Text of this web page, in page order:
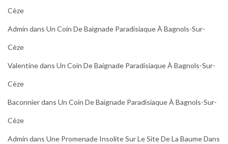
Cèze
Admin dans Un Coin De Baignade Paradisiaque À Bagnols-Sur-
Cèze
Valentinedans Un Coin De Baignade Paradisiaque À Bagnols-Sur-
Cèze
Baconnierdans Un Coin De Baignade Paradisiaque À Bagnols-Sur-
Cèze
Admin dans Une Promenade Insolite Sur Le Site De La Baume Dans